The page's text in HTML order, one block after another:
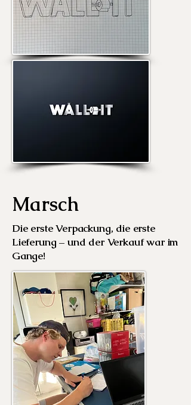
Marsch
Die erste Verpackung, die erste
Lieferung – und der Verkauf war im
Gange!